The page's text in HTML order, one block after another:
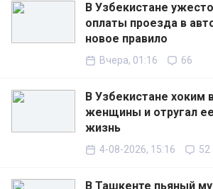
В Узбекистане
оплаты проезда в
новое правило
Вчера, 01:16 66
В Узбекистане хоким
женщины и отругал
жизнь
4-08-2026, 15:16 52
В Ташкенте пьяный